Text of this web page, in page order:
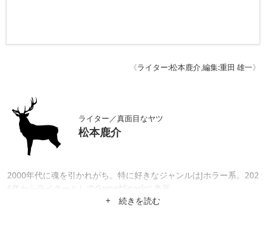
《ライター:松本鹿介,編集:重田 雄一》
ライター／真面目なヤツ
松本鹿介
2000年代に魂を引かれがち。特に好きなジャンルはJホラー系。202
6年からライターとしてGame*Sparkに参画。
+ 続きを読む